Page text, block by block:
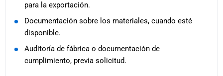
para la exportación.
Documentación sobre los materiales, cuando esté
disponible.
Auditoría de fábrica o documentación de
cumplimiento, previa solicitud.